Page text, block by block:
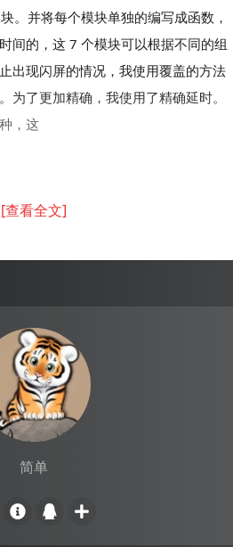
。并将每个模块单独的编写成函数，
间的，这 7 个模块可以根据不同的组
出现闪屏的情况，我使用覆盖的方法
为了更加精确，我使用了精确延时。
，这
[查看全文]
简单